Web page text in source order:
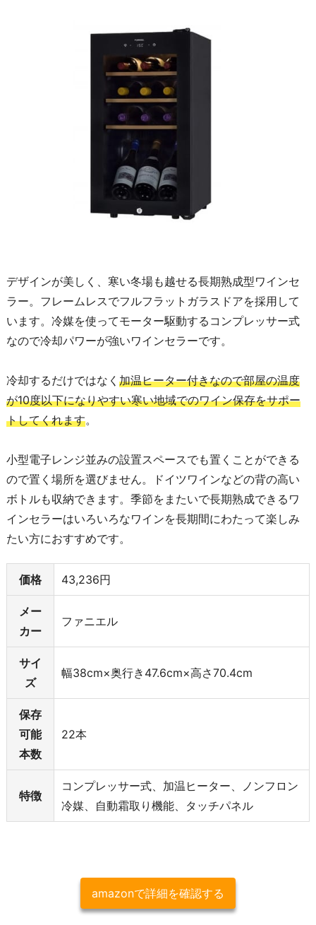
デザインが美しく、寒い冬場も越せる長期熟成型ワインセ
ラー。フレームレスでフルフラットガラスドアを採用して
います。冷媒を使ってモーター駆動するコンプレッサー式
なので冷却パワーが強いワインセラーです。
冷却するだけではなく 加温ヒーター付きなので部屋の温度
が10度以下になりやすい寒い地域でのワイン保存をサポー
トしてくれます。
小型電子レンジ並みの設置スペースでも置くことができる
ので置く場所を選びません。ドイツワインなどの背の高い
ボトルも収納できます。季節をまたいで長期熟成できるワ
インセラーはいろいろなワインを長期間にわたって楽しみ
たい方におすすめです。
価格 43,236円
メー
カー
ファニエル
サイ
ズ
幅38cm×奥行き47.6cm×高さ70.4cm
保存
可能
本数
22本
特徴
コンプレッサー式、加温ヒーター、ノンフロン
冷媒、自動霜取り機能、タッチパネル
amazonで詳細を確認する